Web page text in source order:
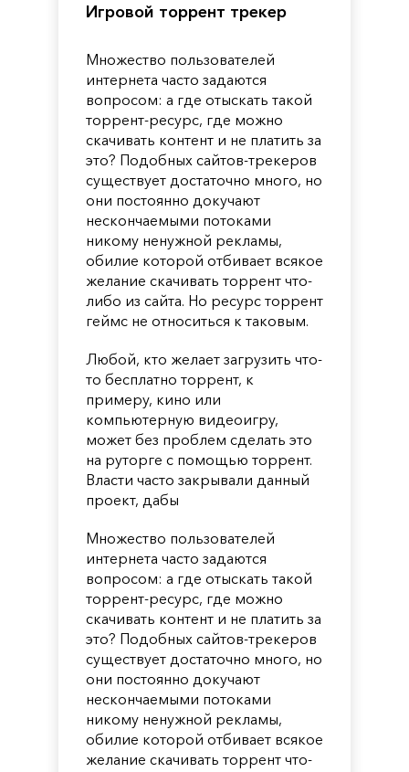
Игровой торрент трекер
Множество пользователей
интернета часто задаются
вопросом: а где отыскать такой
торрент-ресурс, где можно
скачивать контент и не платить за
это? Подобных сайтов-трекеров
существует достаточно много, но
они постоянно докучают
нескончаемыми потоками
никому ненужной рекламы,
обилие которой отбивает всякое
желание скачивать торрент что-
либо из сайта. Но ресурс торрент
геймс не относиться к таковым.
Любой, кто желает загрузить что-
то бесплатно торрент, к
примеру, кино или
компьютерную видеоигру,
может без проблем сделать это
на руторге с помощью торрент.
Власти часто закрывали данный
проект, дабы
Множество пользователей
интернета часто задаются
вопросом: а где отыскать такой
торрент-ресурс, где можно
скачивать контент и не платить за
это? Подобных сайтов-трекеров
существует достаточно много, но
они постоянно докучают
нескончаемыми потоками
никому ненужной рекламы,
обилие которой отбивает всякое
желание скачивать торрент что-